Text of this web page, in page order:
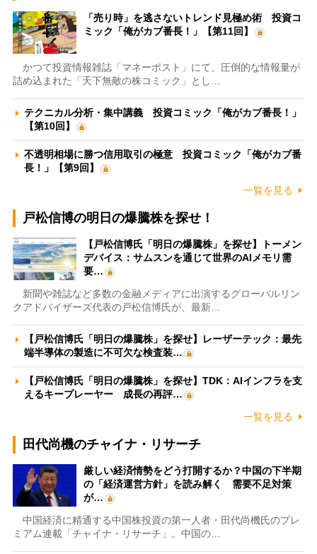
「売り時」を逃さないトレンド見極め術 投資コ
ミック「俺がカブ番長！」【第11回】
かつて投資情報雑誌「マネーポスト」にて、圧倒的な情報量が
詰め込まれた「天下無敵の株コミック」とし…
テクニカル分析・集中講義 投資コミック「俺がカブ番長！」
【第10回】
不透明相場に勝つ信用取引の極意 投資コミック「俺がカブ番
長！」【第9回】
一覧を見る
戸松信博の明日の爆騰株を探せ！
【戸松信博氏「明日の爆騰株」を探せ】トーメン
デバイス：サムスンを通じて世界のAIメモリ需
要…
新聞や雑誌など多数の金融メディアに出演するグローバルリン
クアドバイザーズ代表の戸松信博氏が、最新…
【戸松信博氏「明日の爆騰株」を探せ】レーザーテック：最先
端半導体の製造に不可欠な検査装…
【戸松信博氏「明日の爆騰株」を探せ】TDK：AIインフラを支
えるキープレーヤー 成長の再評…
一覧を見る
田代尚機のチャイナ・リサーチ
厳しい経済情勢をどう打開するか？中国の下半期
の「経済運営方針」を読み解く 需要不足対策
が…
中国経済に精通する中国株投資の第一人者・田代尚機氏のプレ
ミアム連載「チャイナ・リサーチ」。中国の…